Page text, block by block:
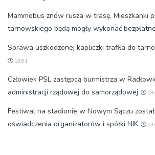
Mammobus znów rusza w trasę. Mieszkanki
tarnowskiego będą mogły wykonać
Sprawa uszkodzonej kapliczki trafiła do
13:01
Człowiek PSL zastępcą burmistrza w
administracji rządowej do samorządowej
Festiwal na stadionie w Nowym Sączu
oświadczenia organizatorów i spółki NIK